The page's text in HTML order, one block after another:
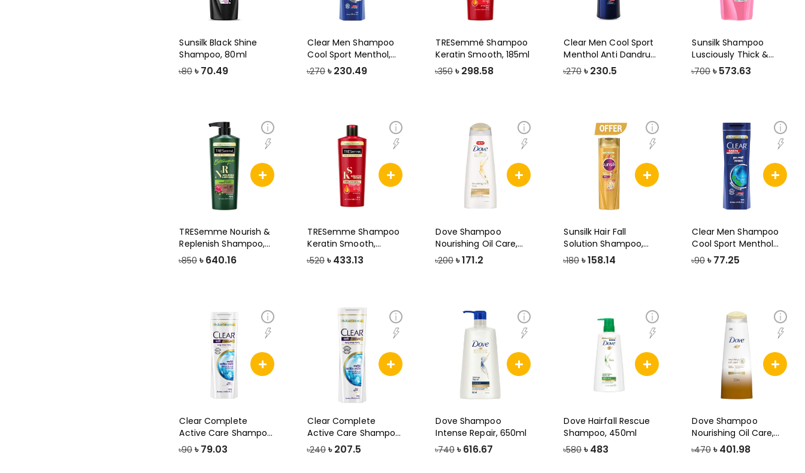
Sunsilk Black Shine
Shampoo, 80ml
৳80 ৳ 70.49
Clear Men Shampoo
Cool Sport Menthol,
170ml
৳270 ৳ 230.49
TRESemmé Shampoo
Keratin Smooth, 185ml
৳350 ৳ 298.58
Clear Men Cool Sport
Menthol Anti Dandruff
Shampoo
৳270 ৳ 230.5
Sunsilk Shampoo
Lusciously Thick &
Long, 650ml
৳700 ৳ 573.63
TRESemme Nourish &
Replenish Shampoo,
580ml
৳850 ৳ 640.16
TRESemme Shampoo
Keratin Smooth,
340ml
৳520 ৳ 433.13
Dove Shampoo
Nourishing Oil Care,
170ml
৳200 ৳171.2
Sunsilk Hair Fall
Solution Shampoo,
170ml (Offer)
৳180 ৳158.14
Clear Men Shampoo
Cool Sport Menthol
Anti Dandruff
৳90 ৳ 77.25
Clear Complete
Active Care Shampoo,
80ml
৳90 ৳ 79.03
Clear Complete
Active Care Shampoo,
170ml
৳240 ৳ 207.5
Dove Shampoo
Intense Repair, 650ml
৳740 ৳ 616.67
Dove Hairfall Rescue
Shampoo, 450ml
৳580 ৳ 483
Dove Shampoo
Nourishing Oil Care,
330ml
৳470 ৳ 401.98